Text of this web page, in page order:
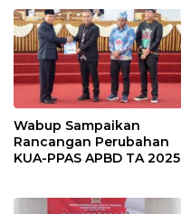
Wabup Sampaikan
Rancangan Perubahan
KUA-PPAS APBD TA 2025